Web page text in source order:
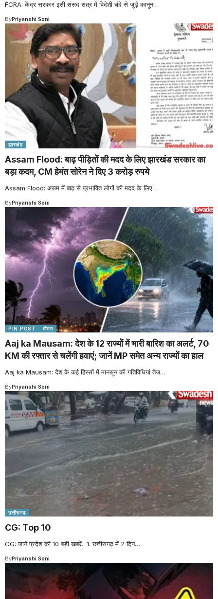
FCRA: केंद्र सरकार इसी संसद सत्र में विदेशी चंदे से जुड़े कानून…
ByPriyanshi Soni
झारखंड
Assam Flood: बाढ़ पीड़ितों की मदद के लिए झारखंड सरकार का
बड़ा कदम, CM हेमंत सोरेन ने दिए 3 करोड़ रुपये
Assam Flood: असम में बाढ़ से प्रभावित लोगों की मदद के लिए…
ByPriyanshi Soni
PIN POST मौसम
Aaj ka Mausam: देश के 12 राज्यों में भारी बारिश का अलर्ट, 70
KM की रफ्तार से चलेंगी हवाएं; जानें MP समेत अन्य राज्यों का हाल
Aaj ka Mausam: देश के कई हिस्सों में मानसून की गतिविधियां तेज…
ByPriyanshi Soni
छत्तीसगढ
CG: Top 10
CG: जानें प्रदेश की 10 बड़ी खबरें.. 1. छत्तीसगढ़ में 2 दिन…
ByPriyanshi Soni